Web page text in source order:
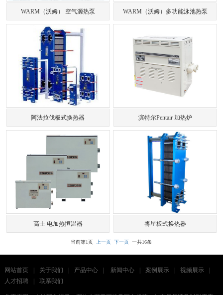
WARM（沃姆） 空气源热泵 WARM（沃姆）多功能泳池热泵
阿法拉伐板式换热器 滨特尔Pentair 加热炉
高士 电加热恒温器 将星板式换热器
当前第1页上一页 下一页 一共16条
网站首页 关于我们 产品中心 新闻中心 案例展示 视频展示
人才招聘
联系我们